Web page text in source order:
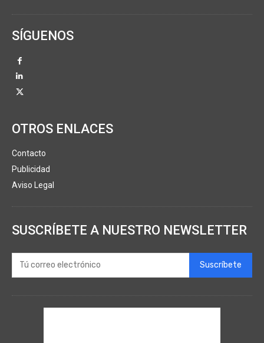
SÍGUENOS
OTROS ENLACES
Contacto
Publicidad
Aviso Legal
SUSCRÍBETE A NUESTRO NEWSLETTER
Suscríbete